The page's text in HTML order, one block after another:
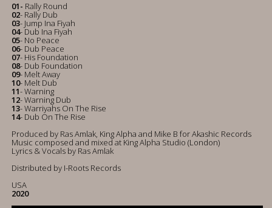
01- Rally Round
02- Rally Dub
03- Jump Ina Fiyah
04- Dub Ina Fiyah
05- No Peace
06- Dub Peace
07- His Foundation
08- Dub Foundation
09- Melt Away
10- Melt Dub
11- Warning
12- Warning Dub
13- Warriyahs On The Rise
14- Dub On The Rise
Produced by Ras Amlak, King Alpha and Mike B for Akashic Records
Music composed and mixed at King Alpha Studio (London)
Lyrics & Vocals by Ras Amlak
Distributed by I-Roots Records
USA
2020